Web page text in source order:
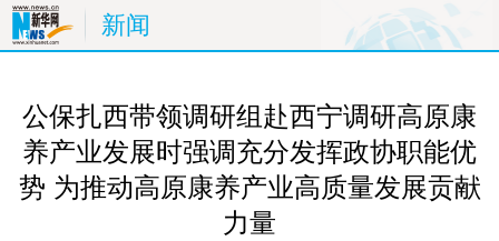
新闻
公保扎西带领调研组赴西宁调研高原康
养产业发展时强调充分发挥政协职能优
势 为推动高原康养产业高质量发展贡献
力量